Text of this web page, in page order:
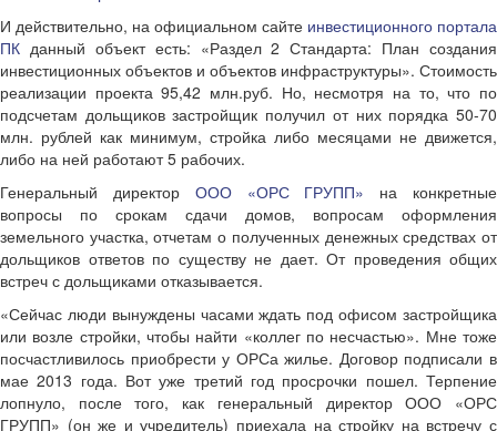
И действительно, на официальном сайте инвестиционного портала
ПК данный объект есть: «Раздел 2 Стандарта: План создания
инвестиционных объектов и объектов инфраструктуры». Стоимость
реализации проекта 95,42 млн.руб. Но, несмотря на то, что по
подсчетам дольщиков застройщик получил от них порядка 50-70
млн. рублей как минимум, стройка либо месяцами не движется,
либо на ней работают 5 рабочих.
Генеральный директор ООО «ОРС ГРУПП» на конкретные
вопросы по срокам сдачи домов, вопросам оформления
земельного участка, отчетам о полученных денежных средствах от
дольщиков ответов по существу не дает. От проведения общих
встреч с дольщиками отказывается.
«Сейчас люди вынуждены часами ждать под офисом застройщика
или возле стройки, чтобы найти «коллег по несчастью». Мне тоже
посчастливилось приобрести у ОРСа жилье. Договор подписали в
мае 2013 года. Вот уже третий год просрочки пошел. Терпение
лопнуло, после того, как генеральный директор ООО «ОРС
ГРУПП» (он же и учредитель) приехала на стройку на встречу с